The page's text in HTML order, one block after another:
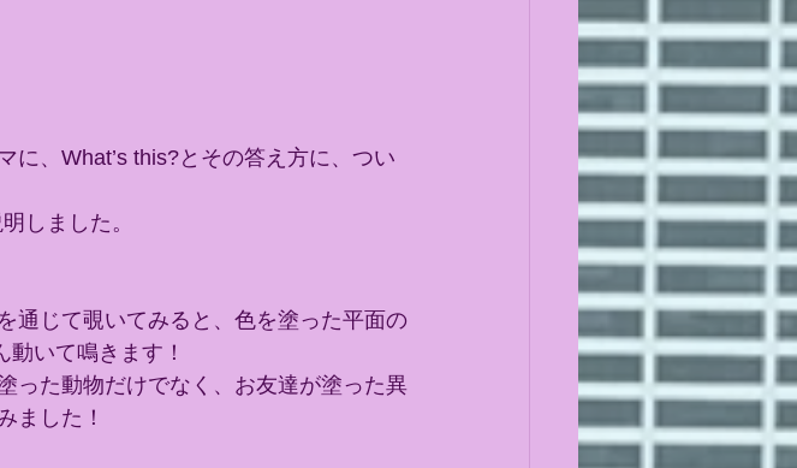
に、What’s this?とその答え方に、つい
しました。
通じて覗いてみると、色を塗った平面の
いて鳴きます！
った動物だけでなく、お友達が塗った異
ました！